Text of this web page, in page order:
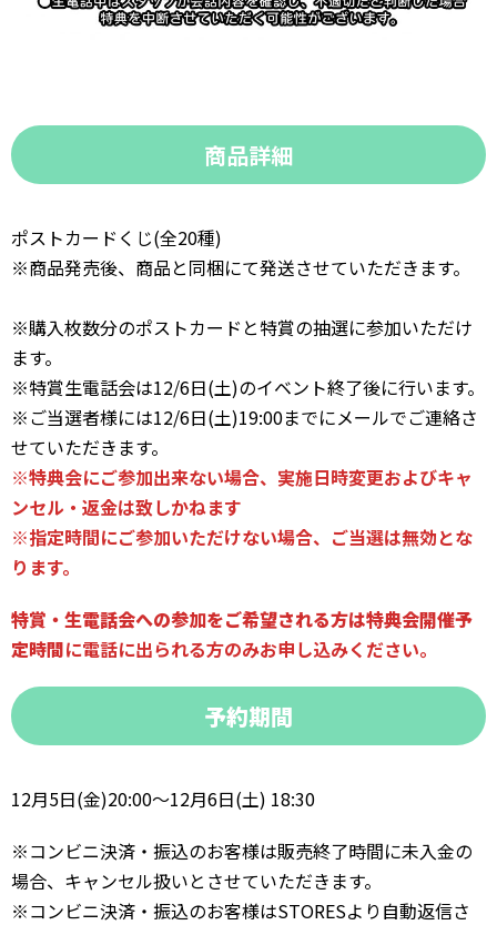
商品詳細
ポストカードくじ(全20種)
※商品発売後、商品と同梱にて発送させていただきます。
※購入枚数分のポストカードと特賞の抽選に参加いただけ
ます。
※特賞生電話会は12/6日(土)のイベント終了後に行います。
※ご当選者様には12/6日(土)19:00までにメールでご連絡さ
せていただきます。
※特典会にご参加出来ない場合、実施日時変更およびキャ
ンセル・返金は致しかねます
※指定時間にご参加いただけない場合、ご当選は無効とな
ります。
特賞・生電話会への参加をご希望される方は特典会開催予
定時間に電話に出られる方のみお申し込みください。
予約期間
12月5日(金)20:00〜12月6日(土) 18:30
※コンビニ決済・振込のお客様は販売終了時間に未入金の
場合、キャンセル扱いとさせていただきます。
※コンビニ決済・振込のお客様はSTORESより自動返信さ